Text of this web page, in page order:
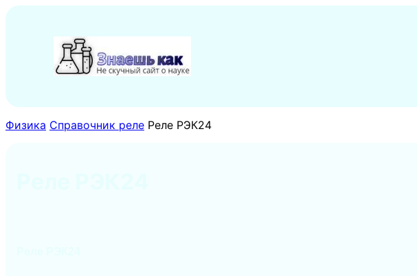
содержимому
Физика Справочник реле Реле РЭК24